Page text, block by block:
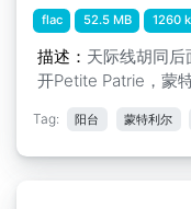
flac 52.5 MB 1260
描述： 天际线胡同
开Petite Patrie，蒙
Tag: 阳台 蒙特利尔